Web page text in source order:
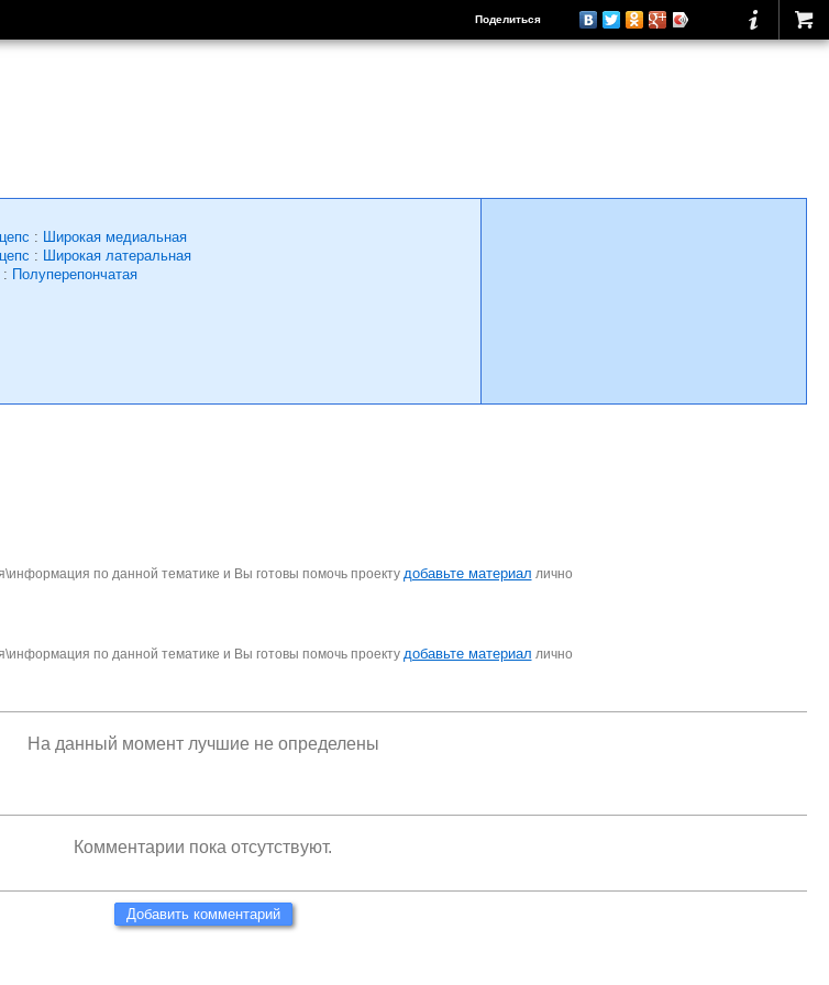
Поделиться
: Широкая медиальная
: Широкая латеральная
: Полуперепончатая
по данной тематике и Вы готовы помочь проекту добавьте материал лично
по данной тематике и Вы готовы помочь проекту добавьте материал лично
На данный момент лучшие не определены
Комментарии пока отсутствуют.
Добавить комментарий